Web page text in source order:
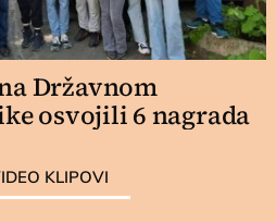
Državnom
osvojili 6 nagrada
KLIPOVI